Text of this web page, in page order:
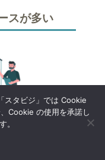
スが多い
スタビジ」では Cookie
Cookie の使用を承諾し
。